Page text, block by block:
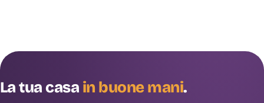
La tua casain buone mani.